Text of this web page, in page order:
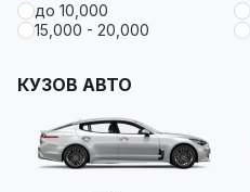
до 10,000
15,000 - 20,000
КУЗОВ АВТО